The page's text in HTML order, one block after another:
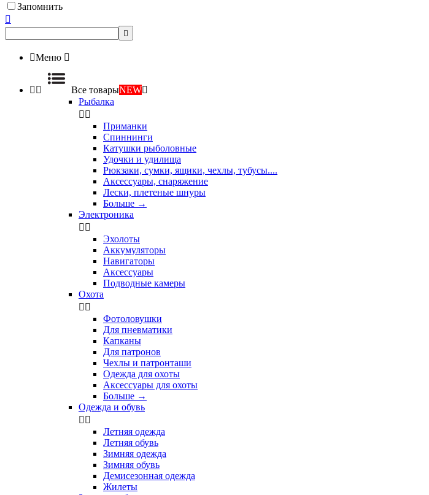
Запомнить


Меню 
  Все товарыNEW
Рыбалка
 
Приманки
Спиннинги
Катушки рыболовные
Удочки и удилища
Рюкзаки, сумки, ящики, чехлы, тубусы....
Аксессуары, снаряжение
Лески, плетеные шнуры
Больше →
Электроника
 
Эхолоты
Аккумуляторы
Навигаторы
Аксессуары
Подводные камеры
Охота
 
Фотоловушки
Для пневматики
Капканы
Для патронов
Чехлы и патронташи
Одежда для охоты
Аксессуары для охоты
Больше →
Одежда и обувь
 
Летняя одежда
Летняя обувь
Зимняя одежда
Зимняя обувь
Демисезонная одежда
Жилеты